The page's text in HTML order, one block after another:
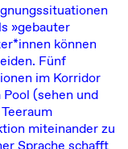
»gebauter
können
Fünf
im Korridor
(sehen und
miteinander zu
Sprache schafft